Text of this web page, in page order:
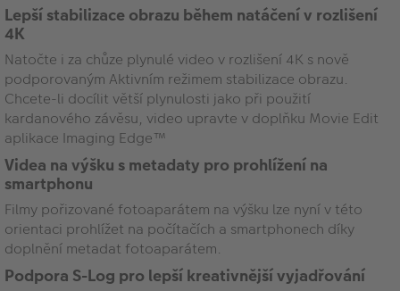
Lepší stabilizace obrazu během natáčení v rozlišení
4K
Natočte i za chůze plynulé video v rozlišení 4K s nově
podporovaným Aktivním režimem stabilizace obrazu.
Chcete-li docílit větší plynulosti jako při použití
kardanového závěsu, video upravte v doplňku Movie Edit
aplikace Imaging Edge™
Videa na výšku s metadaty pro prohlížení na
smartphonu
Filmy pořizované fotoaparátem na výšku lze nyní v této
orientaci prohlížet na počítačích a smartphonech díky
doplnění metadat fotoaparátem.
Podpora S-Log pro lepší kreativnější vyjadřování